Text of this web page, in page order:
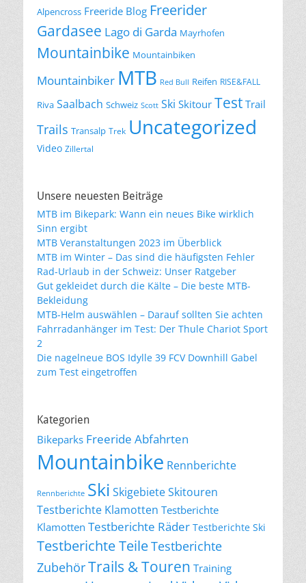
Alpencross Freeride Blog Freerider
Gardasee Lago di Garda Mayrhofen
Mountainbike Mountainbiken
Mountainbiker MTB Red Bull Reifen RISE&FALL
Riva Saalbach Schweiz Scott Ski Skitour Test Trail
Trails Transalp Trek Uncategorized
Video Zillertal
Unsere neuesten Beiträge
MTB im Bikepark: Wann ein neues Bike wirklich
Sinn ergibt
MTB Veranstaltungen 2023 im Überblick
MTB im Winter – Das sind die häufigsten Fehler
Rad-Urlaub in der Schweiz: Unser Ratgeber
Gut gekleidet durch die Kälte – Die beste MTB-
Bekleidung
MTB-Helm auswählen – Darauf sollten Sie achten
Fahrradanhänger im Test: Der Thule Chariot Sport
2
Die nagelneue BOS Idylle 39 FCV Downhill Gabel
zum Test eingetroffen
Kategorien
Bikeparks Freeride Abfahrten
Mountainbike Rennberichte
Rennberichte Ski SkigebieteSkitouren
Testberichte Klamotten Testberichte
Klamotten Testberichte Räder Testberichte Ski
Testberichte TeileTestberichte
ZubehörTrails & Touren Training